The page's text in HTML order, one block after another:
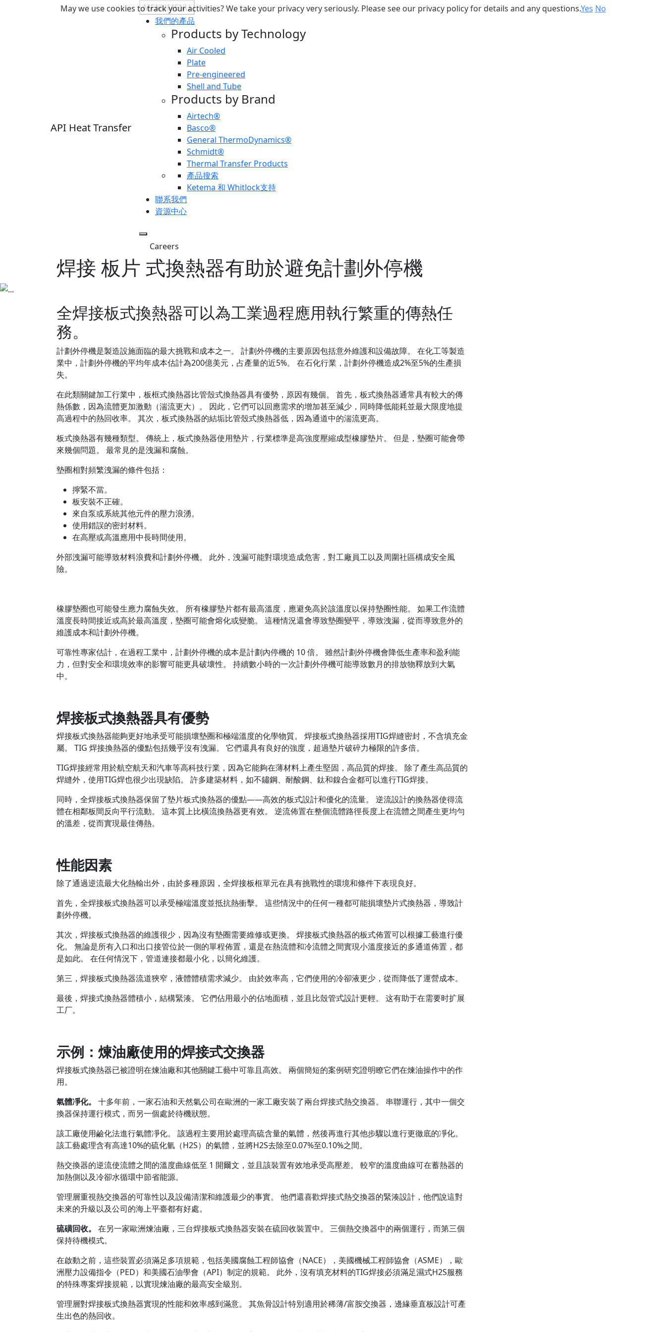
API Heat Transfer
MENUMENU
我們的產品
Products by Technology
Air Cooled
Plate
Pre-engineered
Shell and Tube
Products by Brand
Airtech®
Basco®
General ThermoDynamics®
Schmidt®
Thermal Transfer Products
產品搜索
Ketema 和 Whitlock支持
聯系我們
資源中心
Careers
焊接 板片 式換熱器有助於避免計劃外停機
全焊接板式換熱器可以為工業過程應用執行繁重的傳熱任
務。
計劃外停機是製造設施面臨的最大挑戰和成本之一。 計劃外停機的主要原因包括意外維護和設備故障。 在化工等製造
業中，計劃外停機的平均年成本估計為200億美元，占產量的近5%。 在石化行業，計劃外停機造成2%至5%的生產損
失。
在此類關鍵加工行業中，板框式換熱器比管殼式換熱器具有優勢，原因有幾個。 首先，板式換熱器通常具有較大的傳
熱係數，因為流體更加激動（湍流更大）。 因此，它們可以回應需求的增加甚至減少，同時降低能耗並最大限度地提
高過程中的熱回收率。 其次，板式換熱器的結垢比管殼式換熱器低，因為通道中的湍流更高。
板式換熱器有幾種類型。 傳統上，板式換熱器使用墊片，行業標準是高強度壓縮成型橡膠墊片。 但是，墊圈可能會帶
來幾個問題。 最常見的是洩漏和腐蝕。
墊圈相對頻繁洩漏的條件包括：
擰緊不當。
板安裝不正確。
來自泵或系統其他元件的壓力浪湧。
使用錯誤的密封材料。
在高壓或高溫應用中長時間使用。
外部洩漏可能導致材料浪費和計劃外停機。 此外，洩漏可能對環境造成危害，對工廠員工以及周圍社區構成安全風
險。
橡膠墊圈也可能發生應力腐蝕失效。 所有橡膠墊片都有最高溫度，應避免高於該溫度以保持墊圈性能。 如果工作流體
溫度長時間接近或高於最高溫度，墊圈可能會熔化或變脆。 這種情況還會導致墊圈變平，導致洩漏，從而導致意外的
維護成本和計劃外停機。
可靠性專家估計，在過程工業中，計劃外停機的成本是計劃內停機的 10 倍。 雖然計劃外停機會降低生產率和盈利能
力，但對安全和環境效率的影響可能更具破壞性。 持續數小時的一次計劃外停機可能導致數月的排放物釋放到大氣
中。
焊接板式換熱器具有優勢
焊接板式換熱器能夠更好地承受可能損壞墊圈和極端溫度的化學物質。 焊接板式換熱器採用TIG焊縫密封，不含填充金
屬。 TIG 焊接換熱器的優點包括幾乎沒有洩漏。 它們還具有良好的強度，超過墊片破碎力極限的許多倍。
TIG焊接經常用於航空航天和汽車等高科技行業，因為它能夠在薄材料上產生堅固，高品質的焊接。 除了產生高品質的
焊縫外，使用TIG焊也很少出現缺陷。 許多建築材料，如不鏽鋼、耐酸鋼、鈦和鎳合金都可以進行TIG焊接。
同時，全焊接板式換熱器保留了墊片板式換熱器的優點——高效的板式設計和優化的流量。 逆流設計的換熱器使得流
體在相鄰板間反向平行流動。 這本質上比橫流換熱器更有效。 逆流佈置在整個流體路徑長度上在流體之間產生更均勻
的溫差，從而實現最佳傳熱。
性能因素
除了通過逆流最大化熱輸出外，由於多種原因，全焊接板框單元在具有挑戰性的環境和條件下表現良好。
首先，全焊接板式換熱器可以承受極端溫度並抵抗熱衝擊。 這些情況中的任何一種都可能損壞墊片式換熱器，導致計
劃外停機。
其次，焊接板式換熱器的維護很少，因為沒有墊圈需要維修或更換。 焊接板式換熱器的板式佈置可以根據工藝進行優
化。 無論是所有入口和出口接管位於一側的單程佈置，還是在熱流體和冷流體之間實現小溫度接近的多通道佈置，都
是如此。 在任何情況下，管道連接都最小化，以簡化維護。
第三，焊接板式換熱器流道狹窄，液體體積需求減少。 由於效率高，它們使用的冷卻液更少，從而降低了運營成本。
最後，焊接式換熱器體積小，結構緊湊。 它們佔用最小的佔地面積，並且比殼管式設計更輕。 这有助于在需要时扩展
工厂。
示例：煉油廠使用的焊接式交換器
焊接板式換熱器已被證明在煉油廠和其他關鍵工藝中可靠且高效。 兩個簡短的案例研究證明瞭它們在煉油操作中的作
用。
氣體凈化。
十多年前，一家石油和天然氣公司在歐洲的一家工廠安裝了兩台焊接式熱交換器。 串聯運行，其中一個交
換器保持運行模式，而另一個處於待機狀態。
該工廠使用鹼化法進行氣體凈化。 該過程主要用於處理高硫含量的氣體，然後再進行其他步驟以進行更徹底的凈化。
該工藝處理含有高達10%的硫化氫（H2S）的氣體，並將H2S去除至0.07%至0.10%之間。
熱交換器的逆流使流體之間的溫度曲線低至 1 開爾文，並且該裝置有效地承受高壓差。 較窄的溫度曲線可在蓄熱器的
加熱側以及冷卻水循環中節省能源。
管理層重視熱交換器的可靠性以及設備清潔和維護最少的事實。 他們還喜歡焊接式熱交換器的緊湊設計，他們說這對
未來的升級以及公司的海上平臺都有好處。
硫磺回收。
在另一家歐洲煉油廠，三台焊接板式換熱器安裝在硫回收裝置中。 三個熱交換器中的兩個運行，而第三個
保持待機模式。
在啟動之前，這些裝置必須滿足多項規範，包括美國腐蝕工程師協會（NACE），美國機械工程師協會（ASME），歐
洲壓力設備指令（PED）和美國石油學會（API）制定的規範。 此外，沒有填充材料的TIG焊接必須滿足濕式H2S服務
的特殊專案焊接規範，以實現煉油廠的最高安全級別。
管理層對焊接板式換熱器實現的性能和效率感到滿意。 其魚骨設計特別適用於稀薄/富胺交換器，邊緣垂直板設計可產
生出色的熱回收。
May we use cookies to track your activities? We take your privacy very seriously. Please see our privacy policy for details and any questions.Yes No